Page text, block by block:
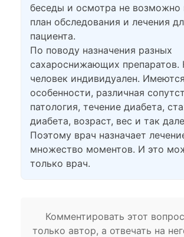
беседы и осмотра не возможно
план обследования и лечения
пациента.
По поводу назначения разных
сахароснижающих
человек индивидуален.
особенности, различная
патология, течение диабета,
диабета, возраст, вес и так
Поэтому врач назначает
множество моментов. И это
только врач.
Комментировать этот
только автор, а отвечать на